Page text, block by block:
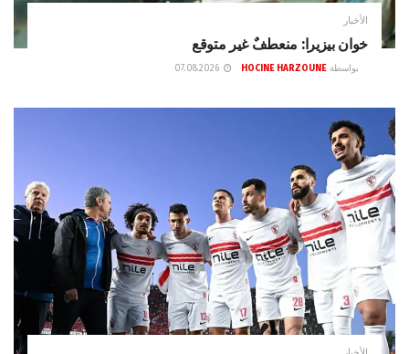
الأخبار
خوان بيزيرا: منعطفٌ غير متوقع
بواسطة HOCINE HARZOUNE